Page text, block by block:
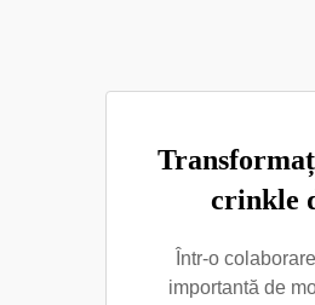
crinkle
Într-o
importantă de